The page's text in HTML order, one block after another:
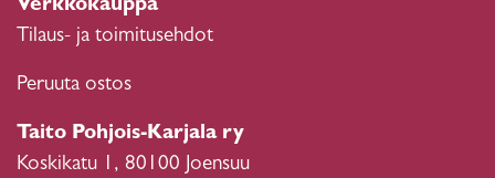
Verkkokauppa
Tilaus- ja toimitusehdot
Peruuta ostos
Taito Pohjois-Karjala ry
Koskikatu 1, 80100 Joensuu